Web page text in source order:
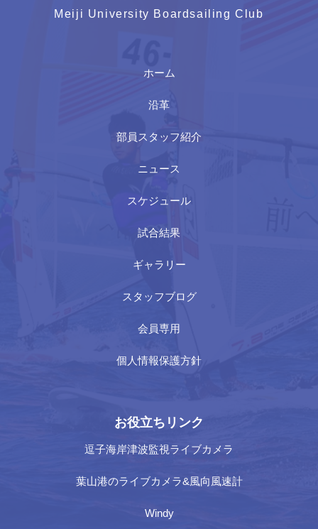
Meiji University Boardsailing Club
ホーム
沿革
部員スタッフ紹介
ニュース
スケジュール
試合結果
ギャラリー
スタッフブログ
会員専用
個人情報保護方針
お役立ちリンク
逗子海岸津波監視ライブカメラ
葉山港のライブカメラ&風向風速計
Windy